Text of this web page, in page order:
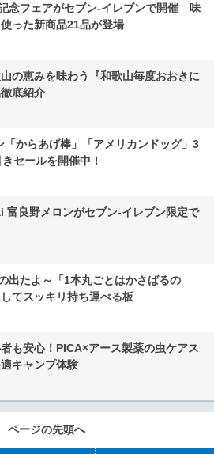
念フェアがセブン-イレブンで開催 味
った新商品21品が登場
の恵みを味わう『和歌山毎度おおきに
底紹介
「からあげ棒」「アメリカンドッグ」3
セールを開催中！
良野メロンがセブン‐イレブン限定で
出たよ～「1本丸ごとはかさばるの
てスッキリ持ち運べる板
も安心！PICA×アース製薬の虫ケアス
キャンプ体験
ページの先頭へ